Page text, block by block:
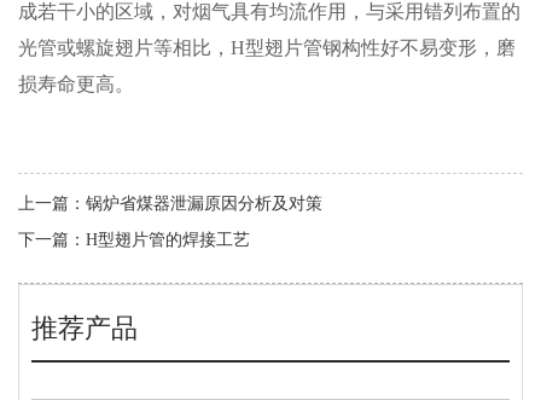
成若干小的区域，对烟气具有均流作用，与采用错列布置的
光管或螺旋翅片等相比，H型翅片管钢构性好不易变形，磨
损寿命更高。
上一篇： 锅炉省煤器泄漏原因分析及对策
下一篇： H型翅片管的焊接工艺
推荐产品